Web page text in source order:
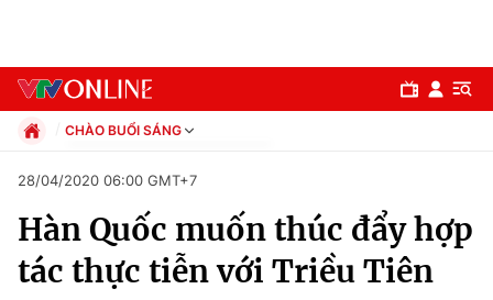
Chuyên mục
Chính trị
CHÀO BUỔI SÁNG
Xã hội
Pháp luật
Kinh tế
Thể thao
28/04/2020 06:00 GMT+7
Hàn Quốc muốn thúc đẩy hợp
tác thực tiễn với Triều Tiên